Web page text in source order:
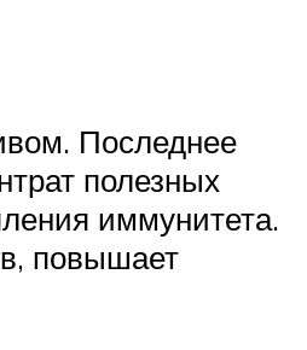
Последнее
полезных
иммунитета.
повышает